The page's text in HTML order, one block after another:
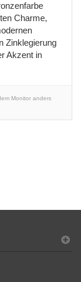
Charme,
Zinklegierung
Akzent in
Monitor anders